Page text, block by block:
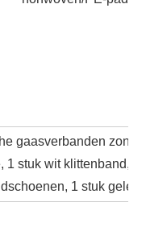
gaasverbanden
1 stuk wit klittenband, 1
1 stuk gele